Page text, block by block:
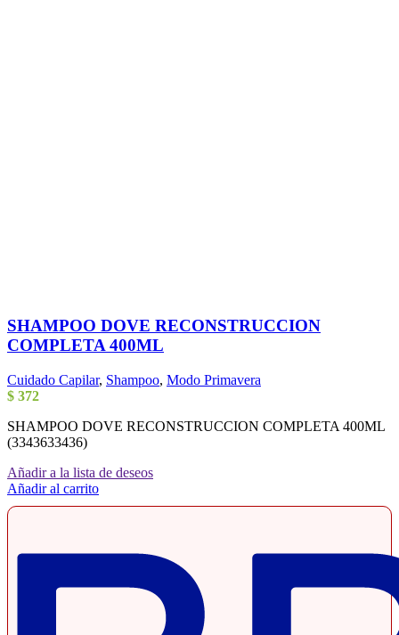
SHAMPOO DOVE RECONSTRUCCION
COMPLETA 400ML
Cuidado Capilar, Shampoo, Modo Primavera
$ 372
SHAMPOO DOVE RECONSTRUCCION COMPLETA 400ML
(3343633436)
Añadir a la lista de deseos
Añadir al carrito